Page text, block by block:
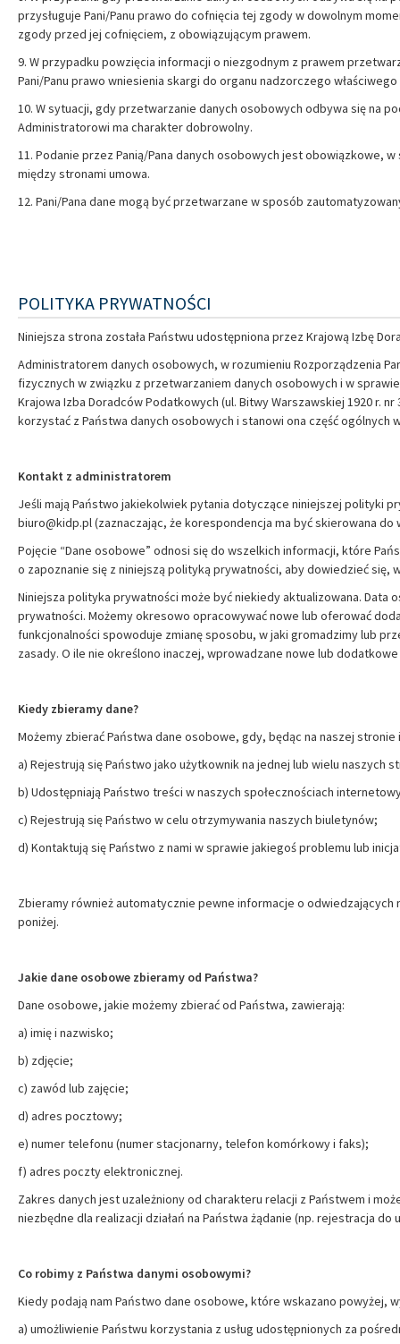
przysługuje Pani/Panu prawo do cofnięcia tej zgody w dowolnym
zgody przed jej cofnięciem, z obowiązującym prawem.
9. W przypadku powzięcia informacji o niezgodnym z prawem
Pani/Panu prawo wniesienia skargi do organu nadzorczego
10. W sytuacji, gdy przetwarzanie danych osobowych odbywa się na
Administratorowi ma charakter dobrowolny.
11. Podanie przez Panią/Pana danych osobowych jest obowiązkowe,
między stronami umowa.
12. Pani/Pana dane mogą być przetwarzane w sposób
POLITYKA PRYWATNOŚCI
Niniejsza strona została Państwu udostępniona przez Krajową Izbę
Administratorem danych osobowych, w rozumieniu Rozporządzenia
fizycznych w związku z przetwarzaniem danych osobowych i w
Krajowa Izba Doradców Podatkowych (ul. Bitwy Warszawskiej 1920 r.
korzystać z Państwa danych osobowych i stanowi ona część
Kontakt z administratorem
Jeśli mają Państwo jakiekolwiek pytania dotyczące niniejszej polityki
biuro@kidp.pl(zaznaczając, że korespondencja ma być skierowana
Pojęcie “Dane osobowe” odnosi się do wszelkich informacji, które
o zapoznanie się z niniejszą polityką prywatności, aby dowiedzieć
Niniejsza polityka prywatności może być niekiedy aktualizowana.
prywatności. Możemy okresowo opracowywać nowe lub oferować
funkcjonalności spowoduje zmianę sposobu, w jaki gromadzimy lub
zasady. O ile nie określono inaczej, wprowadzane nowe lub
Kiedy zbieramy dane?
Możemy zbierać Państwa dane osobowe, gdy, będąc na naszej
a) Rejestrują się Państwo jako użytkownik na jednej lub wielu naszych
b) Udostępniają Państwo treści w naszych społecznościach
c) Rejestrują się Państwo w celu otrzymywania naszych biuletynów;
d) Kontaktują się Państwo z nami w sprawie jakiegoś problemu lub
Zbieramy również automatycznie pewne informacje o
poniżej.
Jakie dane osobowe zbieramy od Państwa?
Dane osobowe, jakie możemy zbierać od Państwa, zawierają:
a) imię i nazwisko;
b) zdjęcie;
c) zawód lub zajęcie;
d) adres pocztowy;
e) numer telefonu (numer stacjonarny, telefon komórkowy i faks);
f) adres poczty elektronicznej.
Zakres danych jest uzależniony od charakteru relacji z Państwem i
niezbędne dla realizacji działań na Państwa żądanie (np. rejestracja do
Co robimy z Państwa danymi osobowymi?
Kiedy podają nam Państwo dane osobowe, które wskazano powyżej,
a) umożliwienie Państwu korzystania z usług udostępnionych za